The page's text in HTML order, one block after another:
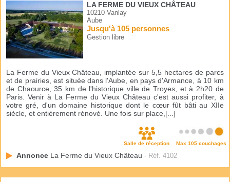
LA FERME DU VIEUX CHÂTEAU
10210 Vanlay
Aube
Jusqu'à 105 personnes
Gestion libre
La Ferme du Vieux Château, implantée sur 5,5 hectares de parcs
et de prairies, est située dans l'Aube, en pays d'Armance, à 10 km
de Chaource, 35 km de l'historique ville de Troyes, et à 2h20 de
Paris. Venir à La Ferme du Vieux Château c'est aussi profiter, à
votre gré, d'un domaine historique dont le cœur fût bâti au XIIe
siècle, et entièrement rénové. Une fois sur place,[...]
Salle de réception Max 105 couchages
Annonce La Ferme du Vieux Château - Réf. 4102